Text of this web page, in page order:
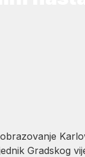
Gradskog